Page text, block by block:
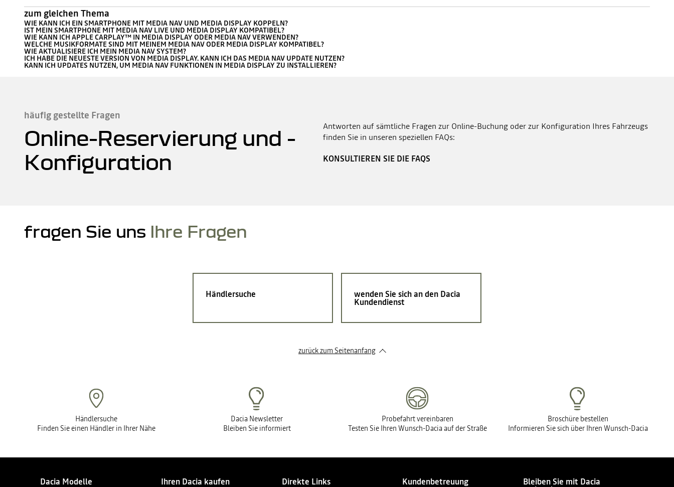
zum gleichen Thema
WIE KANN ICH EIN SMARTPHONE MIT MEDIA NAV UND MEDIA DISPLAY KOPPELN?
IST MEIN SMARTPHONE MIT MEDIA NAV LIVE UND MEDIA DISPLAY KOMPATIBEL?
WIE KANN ICH APPLE CARPLAY™ IN MEDIA DISPLAY ODER MEDIA NAV VERWENDEN?
WELCHE MUSIKFORMATE SIND MIT MEINEM MEDIA NAV ODER MEDIA DISPLAY KOMPATIBEL?
WIE AKTUALISIERE ICH MEIN MEDIA NAV SYSTEM?
ICH HABE DIE NEUESTE VERSION VON MEDIA DISPLAY. KANN ICH DAS MEDIA NAV UPDATE NUTZEN?
KANN ICH UPDATES NUTZEN, UM MEDIA NAV FUNKTIONEN IN MEDIA DISPLAY ZU INSTALLIEREN?
häufig gestellte Fragen
Online-Reservierung und -
Konfiguration
Antworten auf sämtliche Fragen zur Online-Buchung oder zur Konfiguration Ihres Fahrzeugs
finden Sie in unseren speziellen FAQs:
KONSULTIEREN SIE DIE FAQS
fragen Sie uns Ihre Fragen
Händlersuche wenden Sie sich an den Dacia
Kundendienst
zurück zum Seitenanfang
Händlersuche
Finden Sie einen Händler in Ihrer Nähe
Dacia Newsletter
Bleiben Sie informiert
Probefahrt vereinbaren
Testen Sie Ihren Wunsch-Dacia auf der Straße
Broschüre bestellen
Informieren Sie sich über Ihren Wunsch-Dacia
Dacia Modelle Ihren Dacia kaufen Direkte Links Kundenbetreuung Bleiben Sie mit Dacia